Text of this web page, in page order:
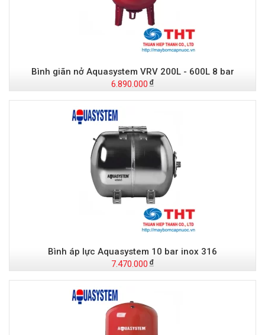
Bình giãn nở Aquasystem VRV 200L - 600L 8 bar
6.890.000
Bình áp lực Aquasystem 10 bar inox 316
7.470.000